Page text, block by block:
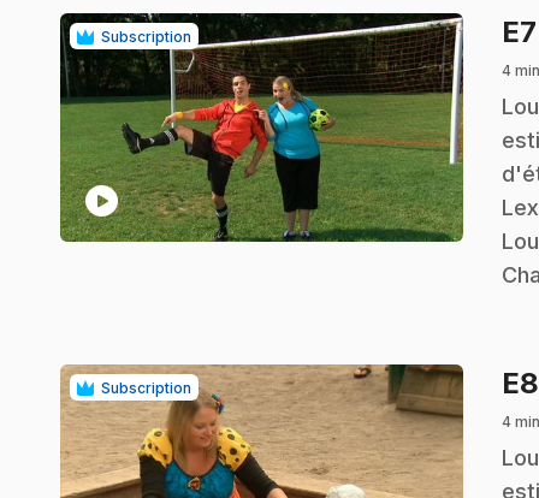
Subscription
play_circle
E7
4
.
Subscription E8
4
.